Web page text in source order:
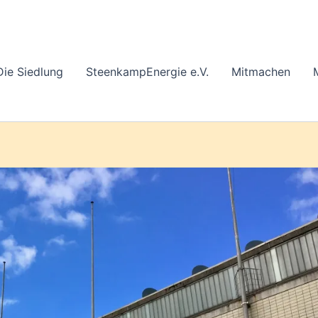
Siedlung SteenkampEnergie e.V. Mitmachen